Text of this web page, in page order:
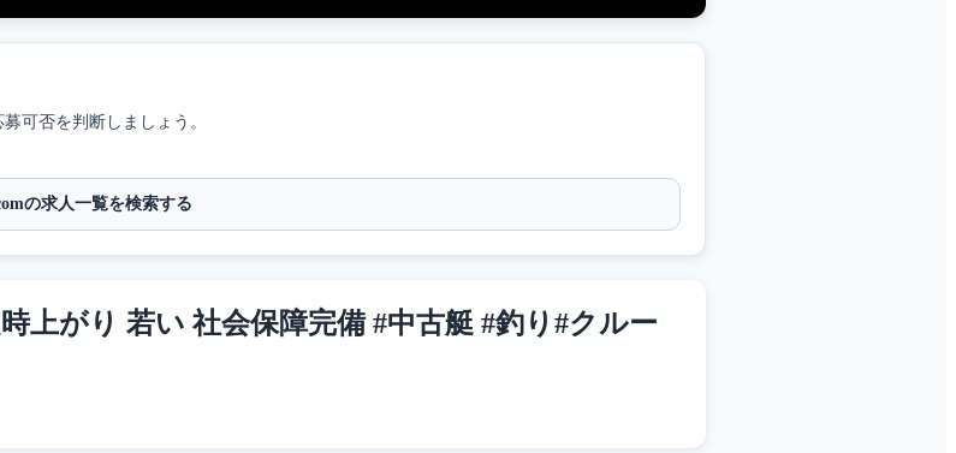
可否を判断しましょう。
の求人一覧を検索する
上がり 若い 社会保障完備 #中古艇 #釣り#クルー